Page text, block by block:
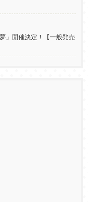
」開催決定！【一般発売